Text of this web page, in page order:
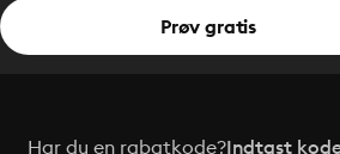
Prøv gratis
Har du en rabatkode?Indtast